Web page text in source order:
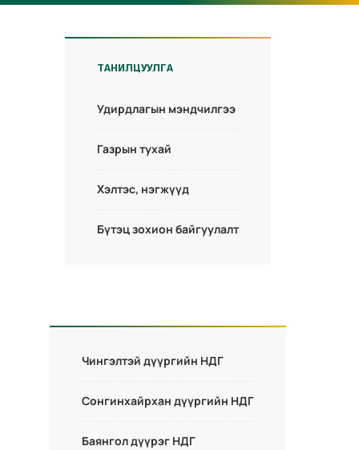
ТАНИЛЦУУЛГА
Удирдлагын мэндчилгээ
Газрын тухай
Хэлтэс, нэгжүүд
Бүтэц зохион байгуулалт
Чингэлтэй дүүргийн НДГ
Сонгинхайрхан дүүргийн НДГ
Баянгол дүүрэг НДГ